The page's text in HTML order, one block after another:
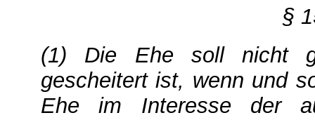
§
(1) Die Ehe soll nicht
gescheitert ist, wenn und
Ehe im Interesse der